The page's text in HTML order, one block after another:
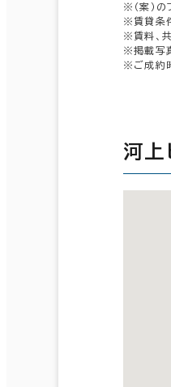
※（案）
※賃貸条
※賃料、
※掲載写
※ご成約
河上